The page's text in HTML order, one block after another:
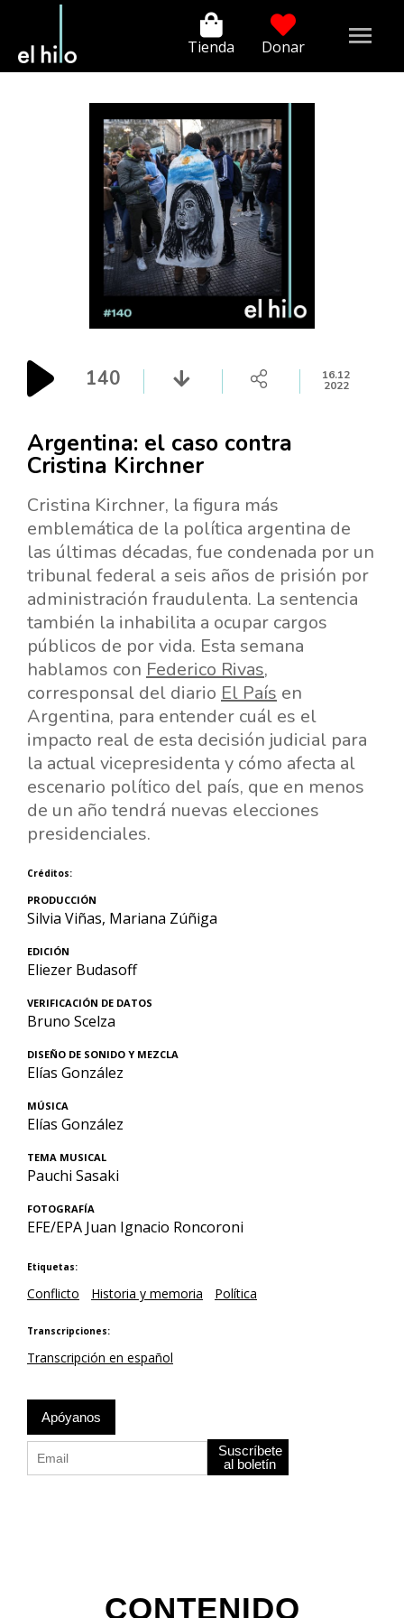
Tienda Donar
Argentina: el caso contra
Cristina Kirchner
Cristina Kirchner, la figura más
emblemática de la política argentina de
las últimas décadas, fue condenada por un
tribunal federal a seis años de prisión por
administración fraudulenta. La sentencia
también la inhabilita a ocupar cargos
públicos de por vida. Esta semana
hablamos con Federico Rivas,
corresponsal del diario El País en
Argentina, para entender cuál es el
impacto real de esta decisión judicial para
la actual vicepresidenta y cómo afecta al
escenario político del país, que en menos
de un año tendrá nuevas elecciones
presidenciales.
140 16.12
2022
Créditos:
PRODUCCIÓN
Silvia Viñas, Mariana Zúñiga
EDICIÓN
Eliezer Budasoff
VERIFICACIÓN DE DATOS
Bruno Scelza
DISEÑO DE SONIDO Y MEZCLA
Elías González
MÚSICA
Elías González
TEMA MUSICAL
Pauchi Sasaki
FOTOGRAFÍA
EFE/EPA Juan Ignacio Roncoroni
Etiquetas:
Conflicto Historia y memoria Política
Transcripciones:
Transcripción en español
Apóyanos
Suscríbete
al boletín
CONTENIDO